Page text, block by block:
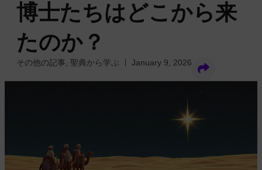
博士たちはどこから来
たのか？
その他の記事 聖典から学ぶ January 9, 2026